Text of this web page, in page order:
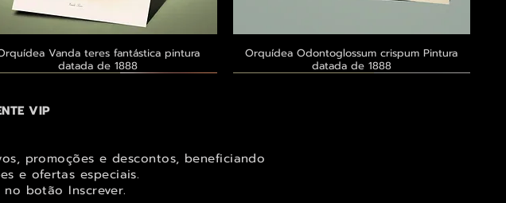
Visualização rápida
Vanda teres fantástica pintura
datada de 1888
Visualização rápida
Orquídea Odontoglossum crispum Pintura
datada de 1888
VIP
promoções e descontos, beneficiando
e ofertas especiais.
botão Inscrever.